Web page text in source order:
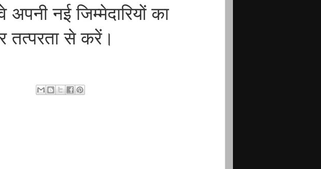
अपनी नई जिम्मेदारियों का
तत्परता से करें।